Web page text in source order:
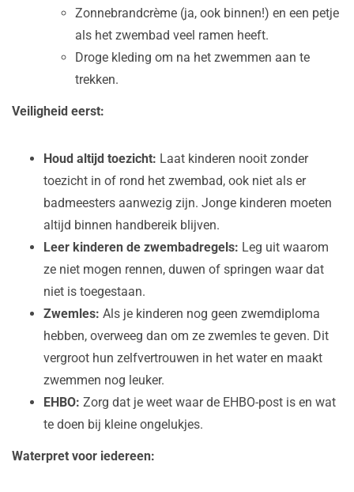
Zonnebrandcrème (ja, ook binnen!) en een petje
als het zwembad veel ramen heeft.
Droge kleding om na het zwemmen aan te
trekken.
Veiligheid eerst:
Houd altijd toezicht: Laat kinderen nooit zonder
toezicht in of rond het zwembad, ook niet als er
badmeesters aanwezig zijn. Jonge kinderen moeten
altijd binnen handbereik blijven.
Leer kinderen de zwembadregels: Leg uit waarom
ze niet mogen rennen, duwen of springen waar dat
niet is toegestaan.
Zwemles: Als je kinderen nog geen zwemdiploma
hebben, overweeg dan om ze zwemles te geven. Dit
vergroot hun zelfvertrouwen in het water en maakt
zwemmen nog leuker.
EHBO: Zorg dat je weet waar de EHBO-post is en wat
te doen bij kleine ongelukjes.
Waterpret voor iedereen: